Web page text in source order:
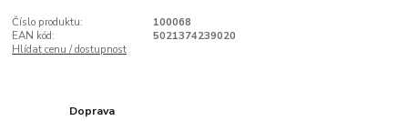
Číslo produktu:
100068
EAN kód:
5021374239020
Hlídat cenu / dostupnost
Doprava